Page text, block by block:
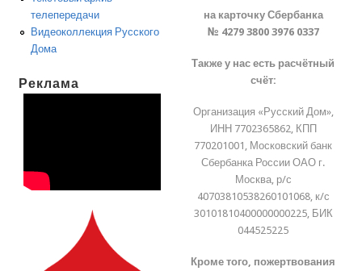
телепередачи
Видеоколлекция Русского
Дома
Реклама
на карточку Сбербанка
№ 4279 3800 3976 0337
Также у нас есть расчётный
счёт:
Организация «Русский Дом»,
ИНН 7702365862, КПП
770201001, Московский банк
Сбербанка России ОАО г.
Москва, р/с
40703810538260101068, к/с
30101810400000000225, БИК
044525225
Кроме того, пожертвования